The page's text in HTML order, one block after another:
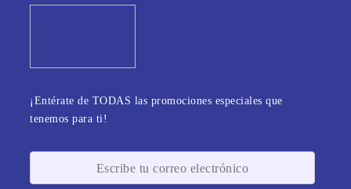
¡Entérate de TODAS las promociones especiales que
tenemos para ti!